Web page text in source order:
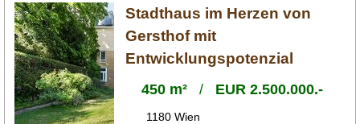
Stadthaus im Herzen von
Gersthof mit
Entwicklungspotenzial
450 m²/ EUR 2.500.000.-
1180 Wien